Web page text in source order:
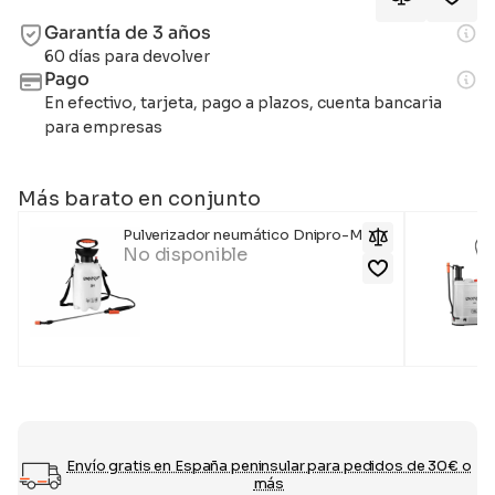
Garantía de 3 años
60 días para devolver
Pago
En efectivo, tarjeta, pago a plazos, cuenta bancaria
para empresas
Más barato en conjunto
Pulverizador neumático Dnipro-M 5H
No disponible
Envío gratis en España peninsular para pedidos de 30€ o
más